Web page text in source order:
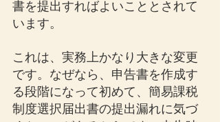
書を提出すればよいこととされて
います。
これは、実務上かなり大きな変更
です。なぜなら、申告書を作成す
る段階になって初めて、簡易課税
制度選択届出書の提出漏れに気づ